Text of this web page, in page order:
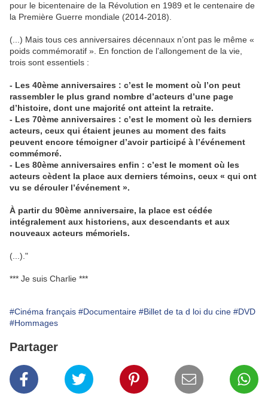
pour le bicentenaire de la Révolution en 1989 et le centenaire de
la Première Guerre mondiale (2014-2018).
(...) Mais tous ces anniversaires décennaux n’ont pas le même «
poids commémoratif ». En fonction de l’allongement de la vie,
trois sont essentiels :
- Les 40ème anniversaires : c’est le moment où l’on peut
rassembler le plus grand nombre d’acteurs d’une page
d’histoire, dont une majorité ont atteint la retraite.
- Les 70ème anniversaires : c’est le moment où les derniers
acteurs, ceux qui étaient jeunes au moment des faits
peuvent encore témoigner d’avoir participé à l’événement
commémoré.
- Les 80ème anniversaires enfin : c’est le moment où les
acteurs cèdent la place aux derniers témoins, ceux « qui ont
vu se dérouler l’événement ».
À partir du 90ème anniversaire, la place est cédée
intégralement aux historiens, aux descendants et aux
nouveaux acteurs mémoriels.
(...)."
*** Je suis Charlie ***
#Cinéma français #Documentaire #Billet de ta d loi du cine #DVD
#Hommages
Partager